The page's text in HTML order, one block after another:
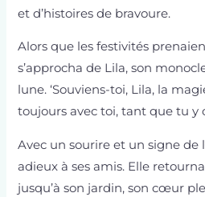
et d’histoires de bravoure.
Alors que les festivités
s’approcha de Lila, son
lune. ‘Souviens-toi, Lila, la
toujours avec toi, tant que tu y
Avec un sourire et un signe de
adieux à ses amis. Elle
jusqu’à son jardin, son cœur